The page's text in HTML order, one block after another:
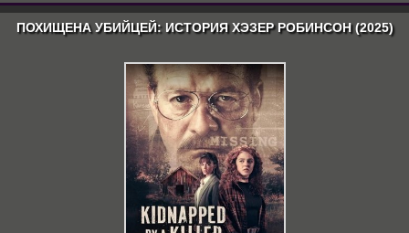
ПОХИЩЕНА УБИЙЦЕЙ: ИСТОРИЯ ХЭЗЕР РОБИНСОН (2025)